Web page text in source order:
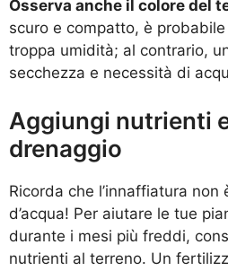
Osserva anche il colore del
scuro e compatto, è
troppa umidità; al contrario,
secchezza e necessità di
Aggiungi nutrienti
drenaggio
Ricorda che l’innaffiatura non
d’acqua! Per aiutare le tue
durante i mesi più freddi,
nutrienti al terreno. Un